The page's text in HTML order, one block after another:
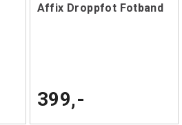
Affix Droppfot Fotband
399,-